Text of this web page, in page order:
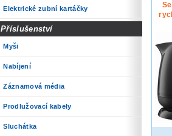
Elektrické zubní kartáčky
Příslušenství
Myši
Nabíjení
Záznamová média
Prodlužovací kabely
Sluchátka